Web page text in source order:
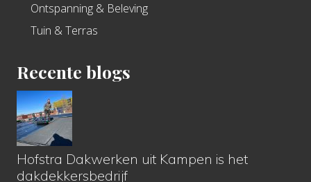
Ontspanning & Beleving
Tuin & Terras
Recente blogs
Hofstra Dakwerken uit Kampen is het
dakdekkersbedrijf